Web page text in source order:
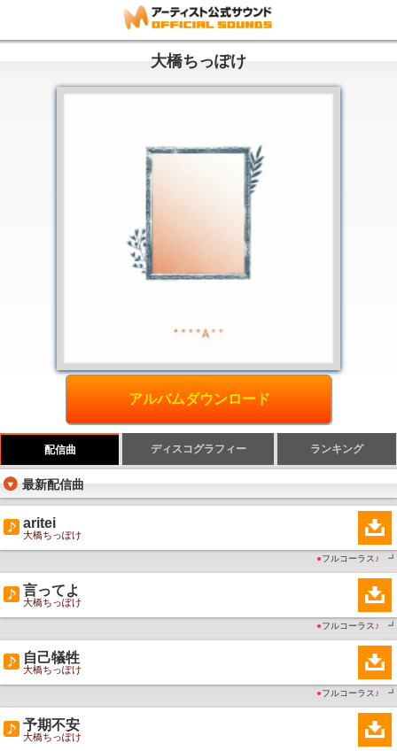
大橋ちっぽけ
アルバムダウンロード
配信曲 ディスコグラフィー ランキング
最新配信曲
aritei
大橋ちっぽけ
●フルコーラス ♪ ┛
言ってよ
大橋ちっぽけ
●フルコーラス ♪ ┛
自己犠牲
大橋ちっぽけ
●フルコーラス ♪ ┛
予期不安
大橋ちっぽけ